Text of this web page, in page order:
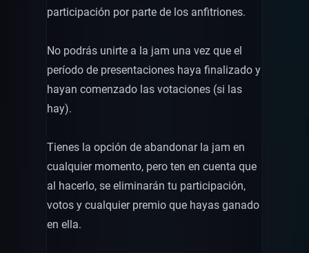
participación por parte de los anfitriones.
No podrás unirte a la jam una vez que el
período de presentaciones haya finalizado y
hayan comenzado las votaciones (si las
hay).
Tienes la opción de abandonar la jam en
cualquier momento, pero ten en cuenta que
al hacerlo, se eliminarán tu participación,
votos y cualquier premio que hayas ganado
en ella.